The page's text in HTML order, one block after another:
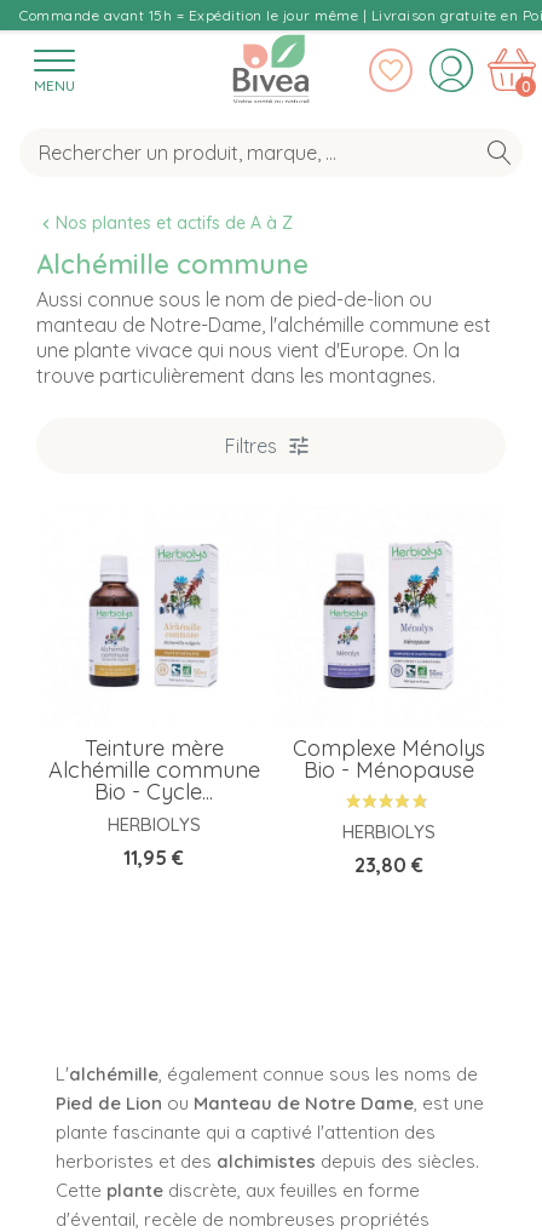
Commande avant 15h = Expédition le jour même | Livraison gratuite en
MENU 0
Nos plantes et actifs de A à Z
Alchémille commune
Aussi connue sous le nom de pied-de-lion ou
manteau de Notre-Dame, l'alchémille commune est
une plante vivace qui nous vient d'Europe. On la
trouve particulièrement dans les montagnes.
Filtres
Teinture mère
Alchémille commune
Bio - Cycle...
HERBIOLYS
Prix
11,95 €
Complexe Ménolys
Bio - Ménopause
HERBIOLYS
Prix
23,80 €
L'alchémille, également connue sous les noms de
Pied de Lion ou Manteau de Notre Dame, est une
plante fascinante qui a captivé l'attention des
herboristes et des alchimistes depuis des siècles.
Cette plante discrète, aux feuilles en forme
d'éventail, recèle de nombreuses propriétés